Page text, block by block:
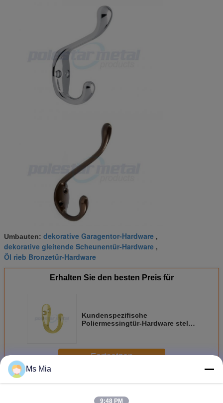
Umbauten: dekorative Garagentor-Hardware ,
dekorative gleitende Scheunentür-Hardware ,
Öl rieb Bronzetür-Hardware
Erhalten Sie den besten Preis für
Kundenspezifische
Poliermessingtür-Hardware stellt“
Fortsetzen
MehrDekorative Tür-Hardware
Ms Mia
9:48 PM